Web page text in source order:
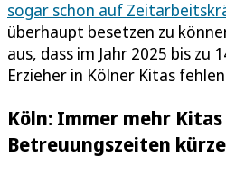
sogar schon auf
überhaupt besetzen zu
aus, dass im Jahr 2025 bis zu
Erzieher in Kölner Kitas
Köln: Immer mehr Kitas
Betreuungszeiten